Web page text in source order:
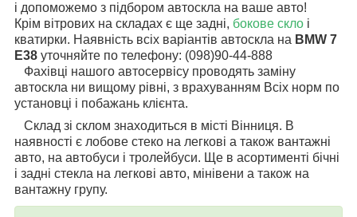
і допоможемо з підбором автоскла на ваше авто!
Крім вітрових на складах є ще задні, бокове скло і
кватирки. Наявність всіх варіантів автоскла на BMW 7
E38 уточняйте по телефону: (098)90-44-888
Фахівці нашого автосервісу проводять заміну
автоскла ни вищому рівні, з врахуванням Всіх норм по
установці і побажань клієнта.
Склад зі склом знаходиться в місті Вінниця. В
наявності є лобове стеко на легкові а також вантажні
авто, на автобуси і тролейбуси. Ще в асортименті бічні
і задні стекла на легкові авто, мінівени а також на
вантажну групу.